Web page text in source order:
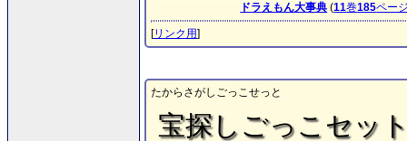
ドラえもん大事典 (11巻185ペー
[リンク用]
たからさがしごっこせっと
宝探しごっこセッ